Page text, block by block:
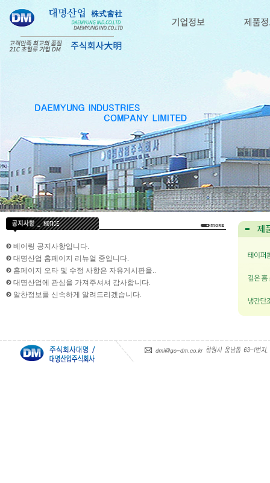
베어링 공지사항입니다.
대명산업 홈페이지 리뉴얼 중입니다.
홈페이지 오타 및 수정 사항은 자유게시판을..
대명산업에 관심을 가져주셔셔 감사합니다.
알찬정보를 신속하게 알려드리겠습니다.